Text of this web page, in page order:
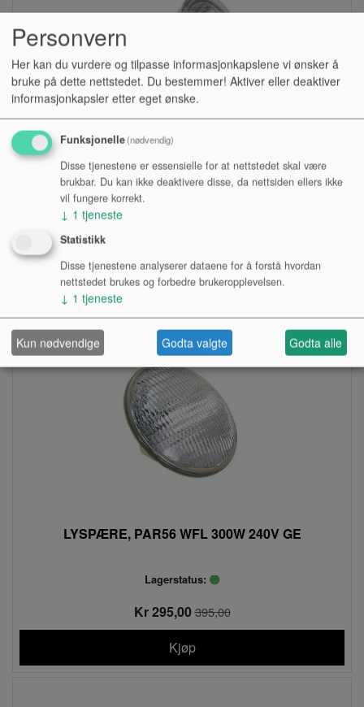
LYSPÆRE, PAR16 40W 230V GU10
Kjøp
Kampanje
LYSPÆRE, PAR56 WFL 300W 240V GE
Lagerstatus:
Kr 295,00395,00
Kjøp
Personvern
Her kan du vurdere og tilpasse informasjonkapslene vi ønsker å
bruke på dette nettstedet. Du bestemmer! Aktiver eller deaktiver
informasjonkapsler etter eget ønske.
Funksjonelle(nødvendig)
Disse tjenestene er essensielle for at nettstedet skal være
brukbar. Du kan ikke deaktivere disse, da nettsiden ellers ikke
vil fungere korrekt.
↓ 1 tjeneste
Statistikk
Disse tjenestene analyserer dataene for å forstå hvordan
nettstedet brukes og forbedre brukeropplevelsen.
↓ 1 tjeneste
Kun nødvendige Godta valgte Godta alle